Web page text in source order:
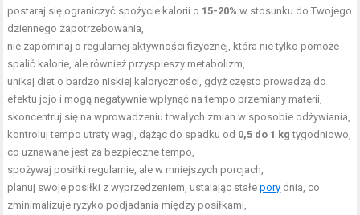
postaraj się ograniczyć spożycie kalorii o 15-20% w stosunku do Twojego
dziennego zapotrzebowania,
nie zapominaj o regularnej aktywności fizycznej, która nie tylko pomoże
spalić kalorie, ale również przyspieszy metabolizm,
unikaj diet o bardzo niskiej kaloryczności, gdyż często prowadzą do
efektu jojo i mogą negatywnie wpłynąć na tempo przemiany materii,
skoncentruj się na wprowadzeniu trwałych zmian w sposobie odżywiania,
kontroluj tempo utraty wagi, dążąc do spadku od 0,5 do 1 kg tygodniowo,
co uznawane jest za bezpieczne tempo,
spożywaj posiłki regularnie, ale w mniejszych porcjach,
planuj swoje posiłki z wyprzedzeniem, ustalając stałepory dnia, co
zminimalizuje ryzyko podjadania między posiłkami,